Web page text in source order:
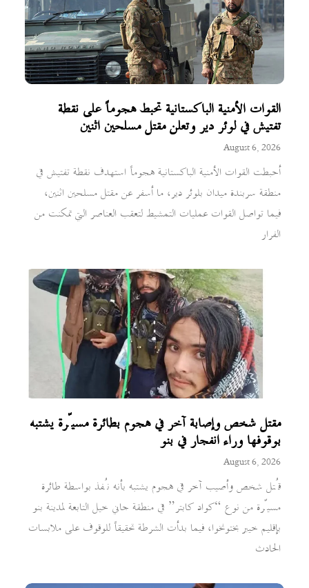
القوات الأمنية الباكستانية تحبط هجوماً على نقطة
تفتيش في لوئر دير وتعلن مقتل مسلحين اثنين
August 6, 2026
أحبطت القوات الأمنية الباكستانية هجوماً استهدف نقطة تفتيش في
منطقة سربندة ميدان بلوئر دير، ما أسفر عن مقتل مسلحين اثنين،
فيما تواصل القوات عمليات التمشيط لتعقب العناصر التي تمكنت من
الفرار
مقتل شخص وإصابة آخر في هجوم بطائرة مسيّرة يشتبه
بوقوفها وراء انفجار في بنو
August 6, 2026
قُتل شخص وأصيب آخر في هجوم يشتبه بأنه نُفذ بواسطة طائرة
مسيّرة من نوع “كواد كابتر” في منطقة جاني خيل التابعة لمدينة بنو
بإقليم خيبر بختونخوا، فيما بدأت الشرطة تحقيقاً للوقوف على ملابسات
الحادث